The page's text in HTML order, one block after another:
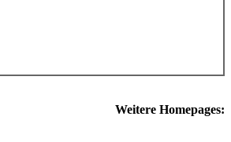
Weitere Homepages: